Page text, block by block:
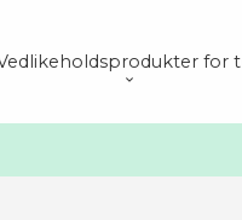
for